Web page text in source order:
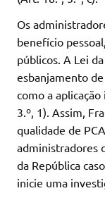
Os
benefício
públicos. A Lei
esbanjamento
como a
3.º, 1). Assim,
qualidade de
administradores
da República
inicie uma